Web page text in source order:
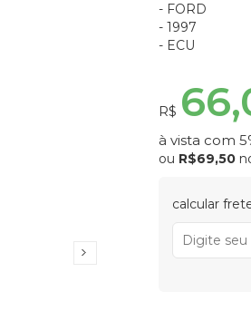
- FORD
- 1997
- ECU
R$
à vista com
ou R$69,50
calcular